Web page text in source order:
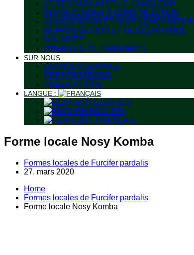
LE TERRARIUM ET LE CAMÉLÉON
INSTRUCTIONS À CONSTRUCTION
ALIMENTATION ET SUPPLEMENTATION
REPRODUCTION ET DESCENDANCE
MALADIES
POUR LES VÉTÉRINAIRES
SUR NOUS
QUI NOUS SOMMES
PRÉSENTATIONS
PUBLICATIONS
LANGUE :
DEUTSCH
ENGLISH
FRANÇAIS
Forme locale Nosy Komba
Formes locales de Furcifer pardalis
27. mars 2020
Home
Formes locales de Furcifer pardalis
Forme locale Nosy Komba